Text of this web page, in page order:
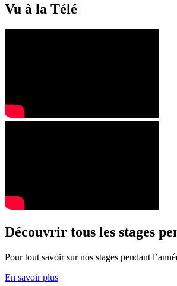
Vu à la Télé
Découvrir tous les stages
Pour tout savoir sur nos stages pendant
En savoir plus